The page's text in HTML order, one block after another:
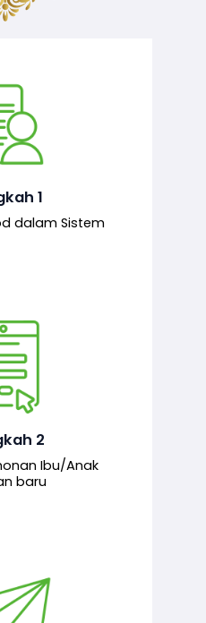
1
dalam Sistem
permohonan
oleh pemohon,
2
Ibu/Anak
baru
borang
pendaftaran
sistem.